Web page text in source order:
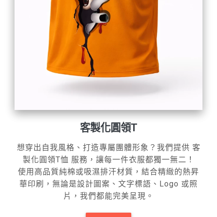
客製化圓領T
想穿出自我風格、打造專屬團體形象？我們提供 客
製化圓領T恤 服務，讓每一件衣服都獨一無二！
使用高品質純棉或吸濕排汗材質，結合精緻的熱昇
華印刷，無論是設計圖案、文字標語、Logo 或照
片，我們都能完美呈現。